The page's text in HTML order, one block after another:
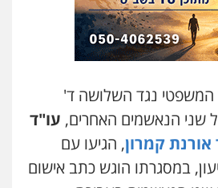
דין טאי שרקי
אסירים תעבורה מרב"ד
אלימלך
המשפטי נגד השלושה ד'
שני הנאשמים האחרים, עו"ד
אורנת קמרון, הגיעו עם
במסגרתו הוגש כתב אישום